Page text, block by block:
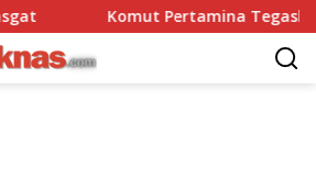
Komut Pertamina Tegaskan